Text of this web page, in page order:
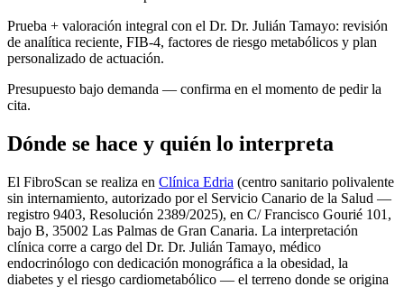
Prueba + valoración integral con el Dr. Dr. Julián Tamayo: revisión
de analítica reciente, FIB-4, factores de riesgo metabólicos y plan
personalizado de actuación.
Presupuesto bajo demanda — confirma en el momento de pedir la
cita.
Dónde se hace y quién lo interpreta
El FibroScan se realiza en Clínica Edria (centro sanitario polivalente
sin internamiento, autorizado por el Servicio Canario de la Salud —
registro 9403, Resolución 2389/2025), en C/ Francisco Gourié 101,
bajo B, 35002 Las Palmas de Gran Canaria. La interpretación
clínica corre a cargo del Dr. Dr. Julián Tamayo, médico
endocrinólogo con dedicación monográfica a la obesidad, la
diabetes y el riesgo cardiometabólico — el terreno donde se origina